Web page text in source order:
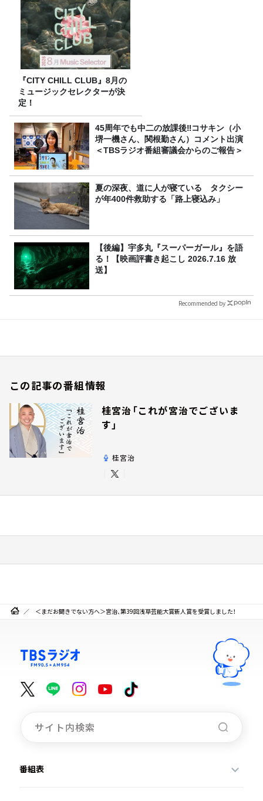
『CITY CHILL CLUB』8月の
ミュージックセレクターが決
定！
45周年でも中二の放課後‼コサキン（小
堺一機さん、関根勤さん）コメント出演
＜TBSラジオ番組審議会からのご報告＞
夏の深夜、道に人が寝ている タクシー
が年400件救助する「路上寝込み」
【後編】宇多丸『スーパーガール』を語
る！【映画評書き起こし 2026.7.16 放
送】
Recommended by
この記事の番組情報
桂宮治「これが宮治でございま
す」
桂宮治
＜まだお聞きでない方へ＞宮治、第39回浅草芸能大賞新人賞を受賞しました！
番組表